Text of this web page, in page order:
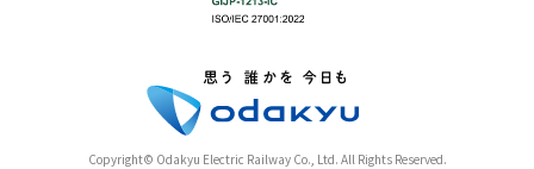
Copyright© Odakyu Electric Railway Co., Ltd. All Rights Reserved.